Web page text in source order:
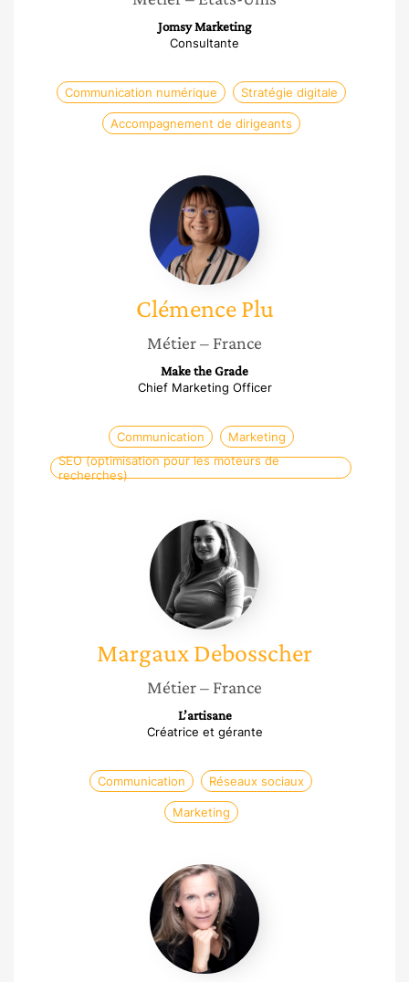
Jomsy Marketing
Consultante
Communication numérique Stratégie digitale
Accompagnement de dirigeants
Clémence
Plu
Clémence Plu
Métier– France
Make the Grade
Chief Marketing Officer
Communication
Marketing
SEO (optimisation pour les moteurs de
recherches)
Margaux
Debosscher
MargauxDebosscher
Métier– France
L’artisane
Créatrice et gérante
Communication Réseaux sociaux
Marketing
Sophie
Allisy